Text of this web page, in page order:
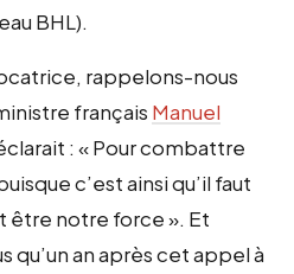
BHL).
, rappelons-nous
français Manuel
: « Pour combattre
c’est ainsi qu’il faut
être notre force ». Et
qu’un an après cet appel à